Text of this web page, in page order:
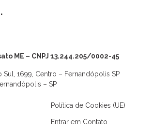
ME – CNPJ 13.244.205/0002-45
Sul, 1699, Centro – Fernandópolis SP
– SP
Política de Cookies (UE)
Entrar em Contato